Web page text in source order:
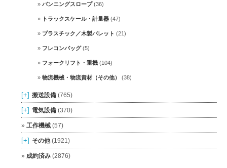
バンニングスロープ(36)
トラックスケール・計量器 (47)
プラスチック／木製パレット (21)
フレコンバッグ(5)
フォークリフト・重機 (104)
物流機械・物流資材（その他） (38)
[+] 搬送設備 (765)
[+] 電気設備 (370)
工作機械 (57)
[+] その他(1921)
成約済み (2876)